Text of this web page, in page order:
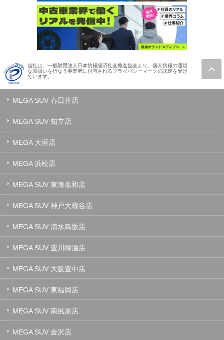
当社は、一般財団法人日本情報経済社会推進協会より、個人情報の適切
な取扱いを行なう事業者に付与されるプライバシーマークの認定を受け
ています。
MEGA SUV 春日井店
MEGA SUV 知立店
MEGA 大垣店
MEGA 浜松店
MEGA SUV 東海名和店
MEGA SUV 神戸大蔵谷店
MEGA SUV 清水鳥坂店
MEGA SUV 豊川御油店
MEGA SUV 大阪豊中店
MEGA SUV 東福岡店
MEGA SUV 南風原店
MEGA SUV 金沢店